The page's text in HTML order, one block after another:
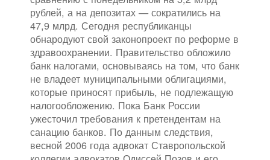
рублей, а на депозитах — сократились на
47,9 млрд. Сегодня республиканцы
обнародуют свой законопроект по реформе в
здравоохранении. Правительство обложило
банк налогами, основываясь на том, что банк
не владеет муниципальными облигациями,
которые приносят прибыль, не подлежащую
налогообложению. Пока Банк России
ужесточил требования к претендентам на
санацию банков. По данным следствия,
весной 2006 года адвокат Ставропольской